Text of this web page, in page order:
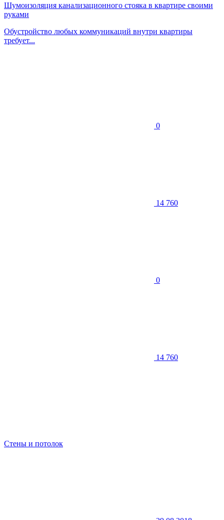
Шумоизоляция канализационного стояка в квартире своими
руками
Обустройство любых коммуникаций внутри квартиры
требует...
0
14 760
0
14 760
Стены и потолок